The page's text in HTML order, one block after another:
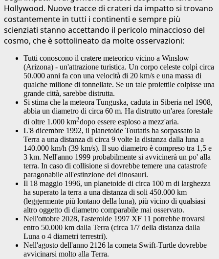
Hollywood. Nuove tracce di crateri da impatto si trovano
costantemente in tutti i continenti e sempre più
scienziati stanno accettando il pericolo minaccioso del
cosmo, che è sottolineato da molte osservazioni:
Tutti conoscono il cratere meteorico vicino a Winslow
(Arizona) - un'attrazione turistica. Un corpo celeste colpì circa
50.000 anni fa con una velocità di 20 km/s e una massa di
qualche milione di tonnellate. Se un tale proiettile colpisse una
grande città, sarebbe distrutta.
Si stima che la meteora Tunguska, caduta in Siberia nel 1908,
abbia un diametro di circa 60 m. Ha distrutto un'area forestale
di oltre 1.000 km2dopo essere esploso a mezz'aria.
L'8 dicembre 1992, il planetoide Toutatis ha sorpassato la
Terra a una distanza di circa 9 volte la distanza dalla luna a
140.000 km/h (39 km/s). Il suo diametro è compreso tra 1,5 e
3 km. Nell'anno 1999 probabilmente si avvicinerà un po' alla
terra. In caso di collisione si dovrebbe temere una catastrofe
paragonabile all'estinzione dei dinosauri.
Il 18 maggio 1996, un planetoide di circa 100 m di larghezza
ha superato la terra a una distanza di soli 450.000 km
(leggermente più lontano della luna), più vicino di qualsiasi
altro oggetto di diametro comparabile mai osservato.
Nell'ottobre 2028, l'asteroide 1997 XF 11 potrebbe trovarsi
entro 50.000 km dalla Terra (circa 1/7 della distanza dalla
Luna o 4 diametri terrestri).
Nell'agosto dell'anno 2126 la cometa Swift‑Turtle dovrebbe
avvicinarsi molto alla Terra.